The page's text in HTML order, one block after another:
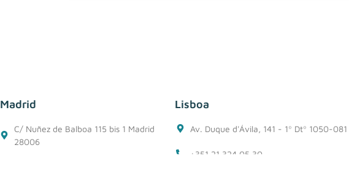
Madrid
C/ Nuñez de Balboa 115 bis 1 Madrid
28006
Lisboa
Av. Duque d'Ávila, 141 - 1º Dtº 1050-081
+351 21 324 05 30